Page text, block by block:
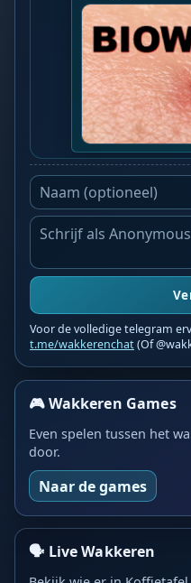
Voor de volledige telegram
t.me/wakkerenchat(Of
🎮 Wakkeren Games
Even spelen tussen het
door.
Naar de games
🗣️ Live Wakkeren